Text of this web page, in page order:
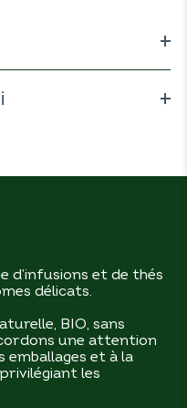
naturel de pêche
3%.
d’infusions et de thés
délicats.
BIO, sans
une attention
emballages et à la
les